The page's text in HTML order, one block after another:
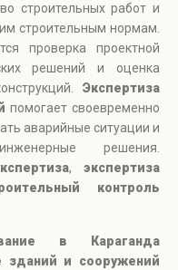
строительных работ и
строительным нормам.
проверка проектной
решений и оценка
Экспертиза
помогает своевременно
аварийные ситуации и
решения.
,экспертиза
контроль
в Караганда
зданий и сооружений